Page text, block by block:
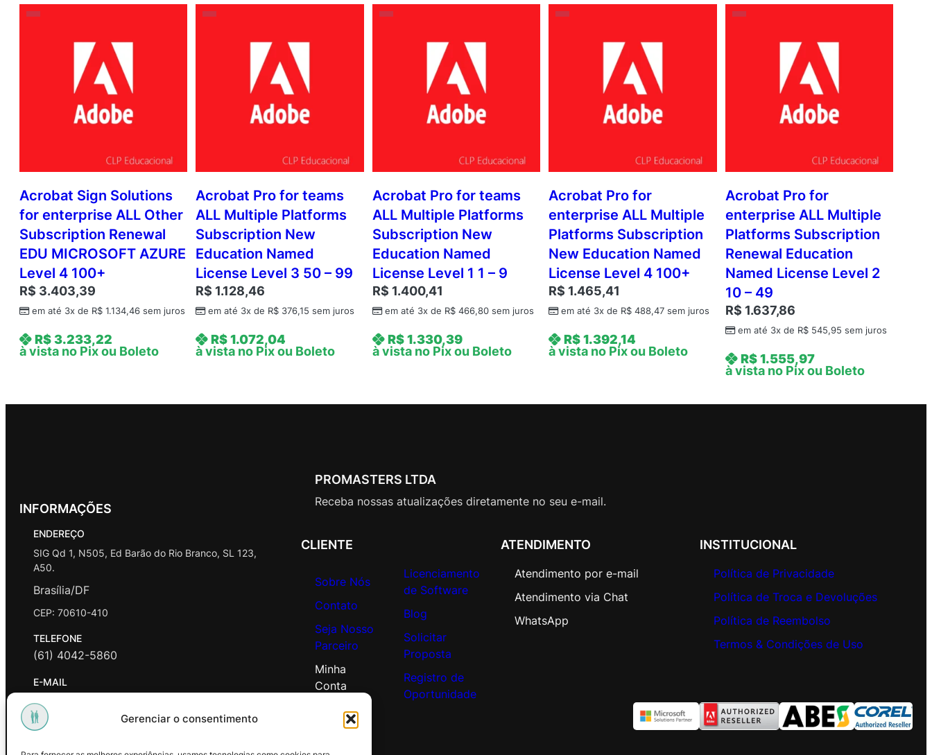
Gerenciar o consentimento
Acrobat Sign Solutions
for enterprise ALL Other
Subscription Renewal
EDU MICROSOFT AZURE
Level 4 100+
R$ 3.403,39
em até 3x de R$ 1.134,46 sem juros
R$3.233,22
à vista no Pix ou Boleto
Acrobat Pro for teams
ALL Multiple Platforms
Subscription New
Education Named
License Level 3 50 – 99
R$ 1.128,46
em até 3x de R$ 376,15 sem juros
R$1.072,04
à vista no Pix ou Boleto
Acrobat Pro for teams
ALL Multiple Platforms
Subscription New
Education Named
License Level 1 1 – 9
R$ 1.400,41
em até 3x de R$466,80sem juros
R$1.330,39
à vista no Pix ou Boleto
Acrobat Pro for
enterprise ALL Multiple
Platforms Subscription
New Education Named
License Level 4 100+
R$ 1.465,41
em até 3x de R$ 488,47 sem juros
R$1.392,14
à vista no Pix ou Boleto
Acrobat Pro for
enterprise ALL Multiple
Platforms Subscription
Renewal Education
Named License Level 2
10 – 49
R$ 1.637,86
em até 3x de R$545,95 sem juros
R$1.555,97
à vista no Pix ou Boleto
INFORMAÇÕES
ENDEREÇO
SIG Qd 1, N505, Ed Barão do Rio Branco, SL 123,
A50.
Brasília/DF
CEP: 70610-410
TELEFONE
(61) 4042-5860
E-MAIL
contato@promasters.net.br
HORÁRIO DE ATENDIMENTO
PROMASTERS LTDA
Receba nossas atualizações diretamente no seu e-mail.
CLIENTE
Sobre Nós
Contato
Seja Nosso
Parceiro
Minha
Conta
Licenciamento
de Software
Blog
Solicitar
Proposta
Registro de
Oportunidade
ATENDIMENTO
Atendimento por e-mail
Atendimento via Chat
WhatsApp
INSTITUCIONAL
Política de Privacidade
Política de Troca e Devoluções
Política de Reembolso
Termos & Condições de Uso